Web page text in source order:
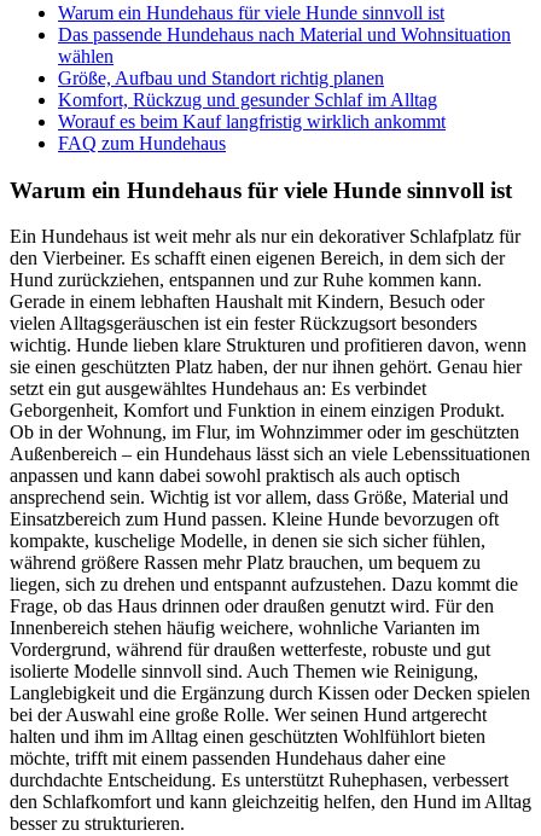
Warum ein Hundehaus für viele Hunde sinnvoll ist
Das passende Hundehaus nach Material und Wohnsituation
wählen
Größe, Aufbau und Standort richtig planen
Komfort, Rückzug und gesunder Schlaf im Alltag
Worauf es beim Kauf langfristig wirklich ankommt
FAQ zum Hundehaus
Warum ein Hundehaus für viele Hunde sinnvoll ist
Ein Hundehaus ist weit mehr als nur ein dekorativer Schlafplatz für
den Vierbeiner. Es schafft einen eigenen Bereich, in dem sich der
Hund zurückziehen, entspannen und zur Ruhe kommen kann.
Gerade in einem lebhaften Haushalt mit Kindern, Besuch oder
vielen Alltagsgeräuschen ist ein fester Rückzugsort besonders
wichtig. Hunde lieben klare Strukturen und profitieren davon, wenn
sie einen geschützten Platz haben, der nur ihnen gehört. Genau hier
setzt ein gut ausgewähltes Hundehaus an: Es verbindet
Geborgenheit, Komfort und Funktion in einem einzigen Produkt.
Ob in der Wohnung, im Flur, im Wohnzimmer oder im geschützten
Außenbereich – ein Hundehaus lässt sich an viele Lebenssituationen
anpassen und kann dabei sowohl praktisch als auch optisch
ansprechend sein. Wichtig ist vor allem, dass Größe, Material und
Einsatzbereich zum Hund passen. Kleine Hunde bevorzugen oft
kompakte, kuschelige Modelle, in denen sie sich sicher fühlen,
während größere Rassen mehr Platz brauchen, um bequem zu
liegen, sich zu drehen und entspannt aufzustehen. Dazu kommt die
Frage, ob das Haus drinnen oder draußen genutzt wird. Für den
Innenbereich stehen häufig weichere, wohnliche Varianten im
Vordergrund, während für draußen wetterfeste, robuste und gut
isolierte Modelle sinnvoll sind. Auch Themen wie Reinigung,
Langlebigkeit und die Ergänzung durch Kissen oder Decken spielen
bei der Auswahl eine große Rolle. Wer seinen Hund artgerecht
halten und ihm im Alltag einen geschützten Wohlfühlort bieten
möchte, trifft mit einem passenden Hundehaus daher eine
durchdachte Entscheidung. Es unterstützt Ruhephasen, verbessert
den Schlafkomfort und kann gleichzeitig helfen, den Hund im Alltag
besser zu strukturieren.